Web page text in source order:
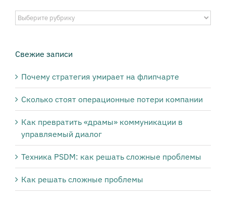
Выберите
публикации
тематики:
Свежие записи
Почему стратегия умирает на флипчарте
Сколько стоят операционные потери компании
Как превратить «драмы» коммуникации в
управляемый диалог
Техника PSDM: как решать сложные проблемы
Как решать сложные проблемы